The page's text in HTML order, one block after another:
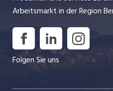
Arbeitsmarkt in der Region
Folgen Sie uns